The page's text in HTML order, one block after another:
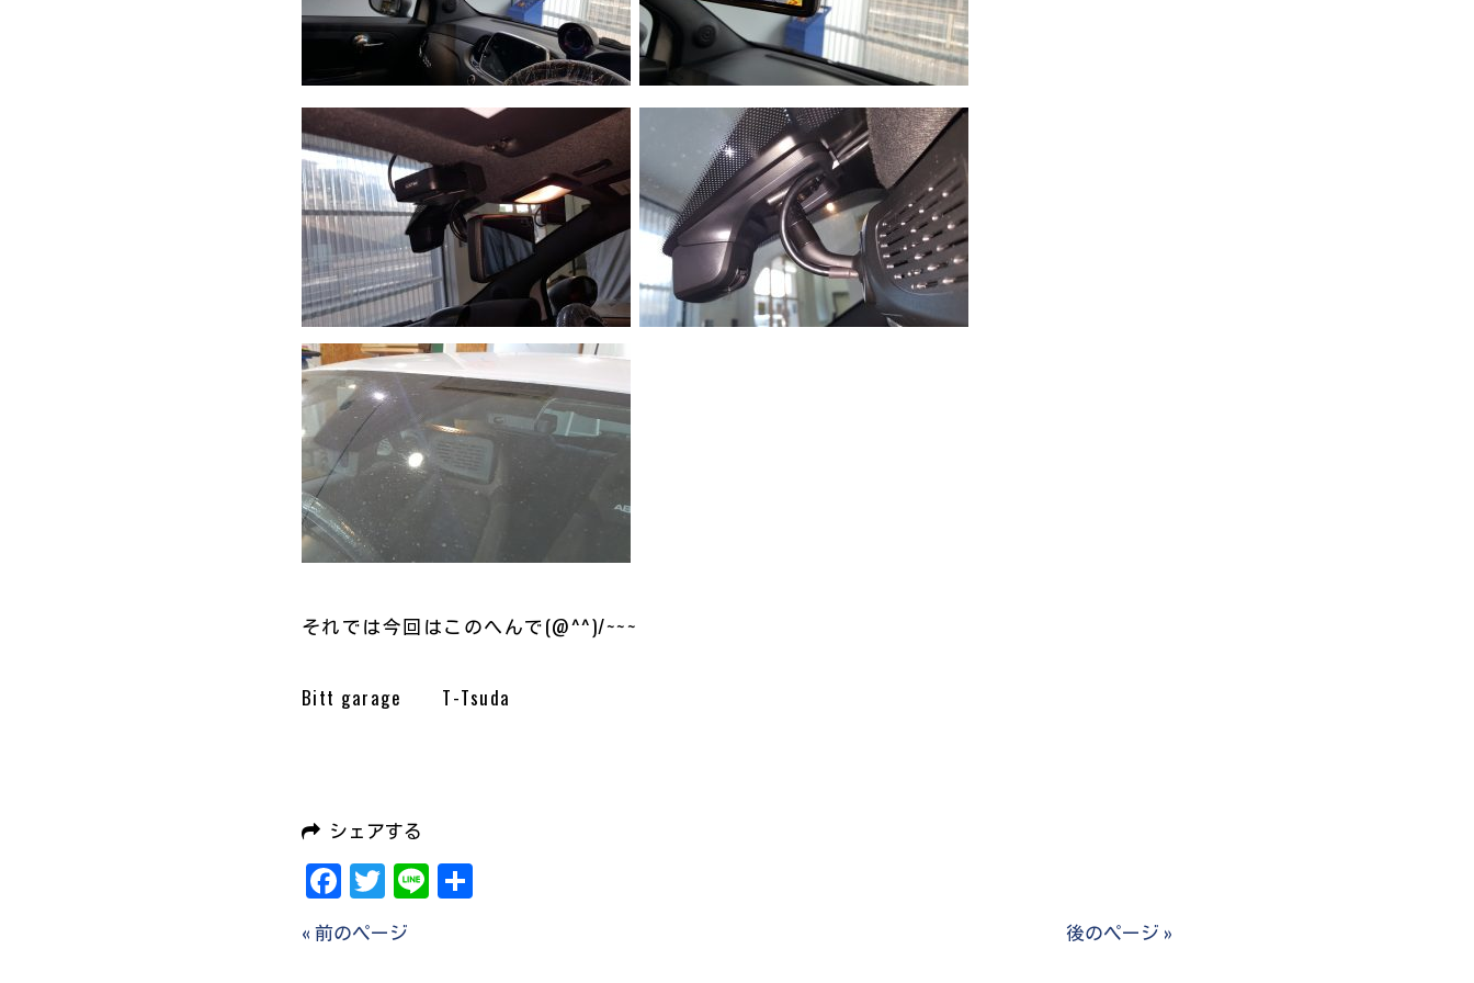
それでは今回はこのへんで(@^^)/~~~
Bitt garage T-Tsuda
シェアする
Facebook
Twitter
Line共
« 前のページ 後のページ »